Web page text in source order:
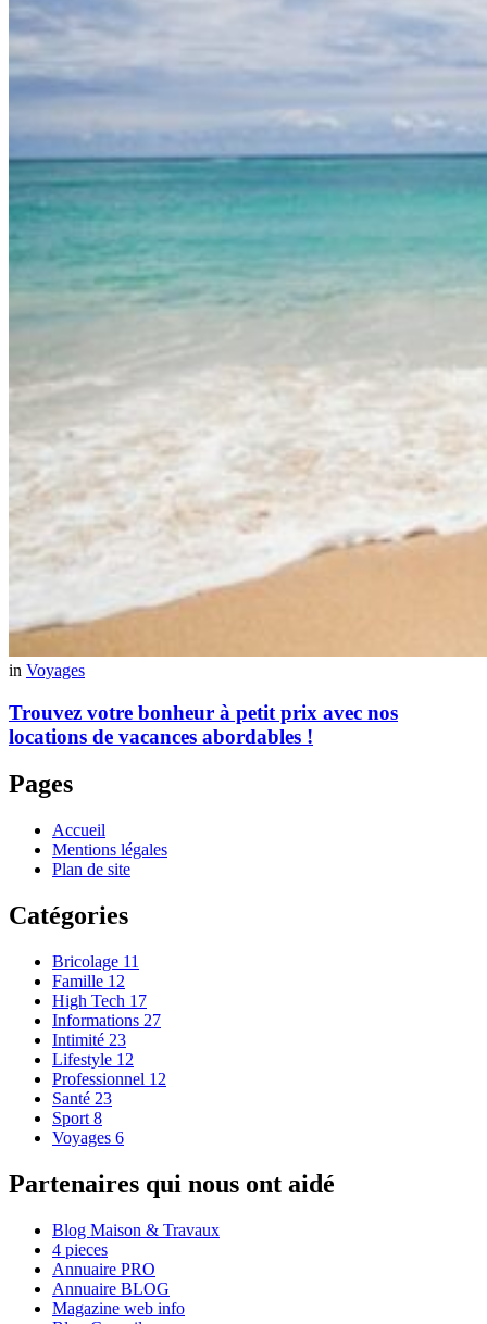
in Voyages
Trouvez votre bonheur à petit prix avec nos
locations de vacances abordables !
Pages
Accueil
Mentions légales
Plan de site
Catégories
Bricolage 11
Famille 12
High Tech 17
Informations 27
Intimité 23
Lifestyle 12
Professionnel 12
Santé 23
Sport 8
Voyages 6
Partenaires qui nous ont aidé
Blog Maison & Travaux
4 pieces
Annuaire PRO
Annuaire BLOG
Magazine web info